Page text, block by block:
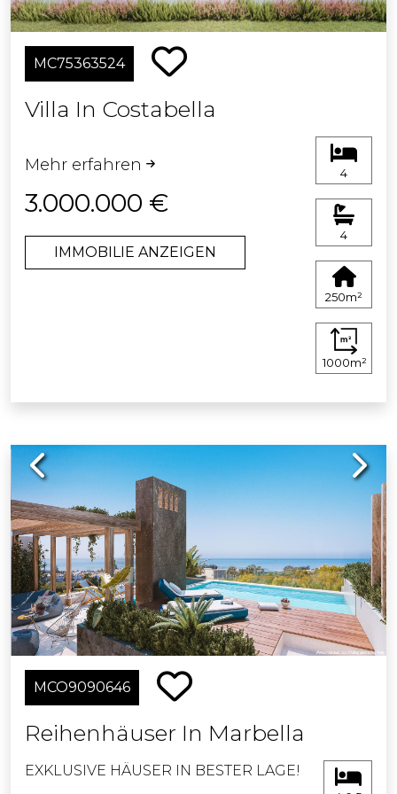
MC75363524
Villa In Costabella
Mehr erfahren
3.000.000 €
IMMOBILIE ANZEIGEN
4
4
250m²
1000m²
Previous Next
MCO9090646
Reihenhäuser In Marbella
EXKLUSIVE HÄUSER IN BESTER LAGE!